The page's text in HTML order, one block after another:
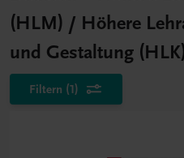
(HLM) / Höhere
und Gestaltung
Filtern (1)